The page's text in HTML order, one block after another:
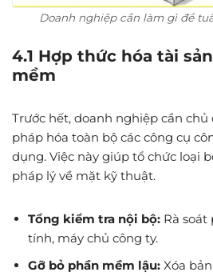
Doanh nghiệp cần làm gì để
4.1 Hợp thức hóa tài
mềm
Trước hết, doanh nghiệp cần chủ
pháp hóa toàn bộ các công cụ
dụng. Việc này giúp tổ chức loại
pháp lý về mặt kỹ thuật.
Tổng kiểm tra nội bộ: Rà
tính, máy chủ công ty.
Gỡ bỏ phần mềm lậu: Xóa